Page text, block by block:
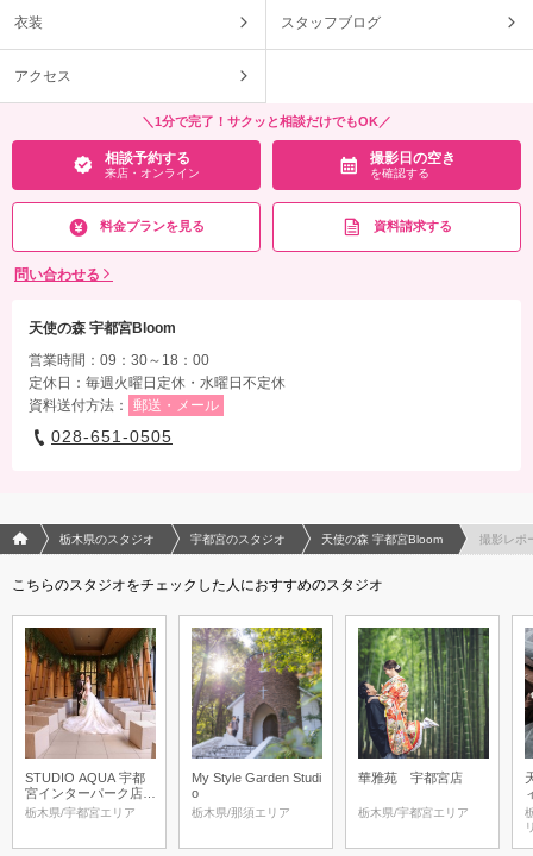
衣装 スタッフブログ
アクセス
＼1分で完了！サクッと相談だけでもOK／
相談予約する
来店・オンライン
撮影日の空き
を確認する
料金プランを見る 資料請求する
問い合わせる
天使の森 宇都宮Bloom
営業時間：09：30～18：00
定休日：毎週火曜日定休・水曜日不定休
資料送付方法：
郵送・メール
028-651-0505
フォトウエディング/結婚写真のPhotorait ホーム
栃木県のスタジオ 宇都宮のスタジオ 天使の森 宇都宮Bloom 撮影レポ
こちらのスタジオをチェックした人におすすめのスタジオ
STUDIO AQUA 宇都
宮インターパーク店
（スタジオAQUA）
栃木県/宇都宮エリア
My Style Garden Studi
o
栃木県/那須エリア
華雅苑 宇都宮店
栃木県/宇都宮エリア